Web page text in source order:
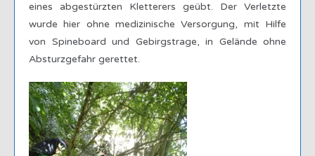
eines abgestürzten Kletterers geübt. Der Verletzte
wurde hier ohne medizinische Versorgung, mit Hilfe
von Spineboard und Gebirgstrage, in Gelände ohne
Absturzgefahr gerettet.